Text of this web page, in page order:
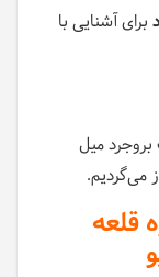
برای آشنایی با
بروجرد میل
می‌گردیم.
قلعه